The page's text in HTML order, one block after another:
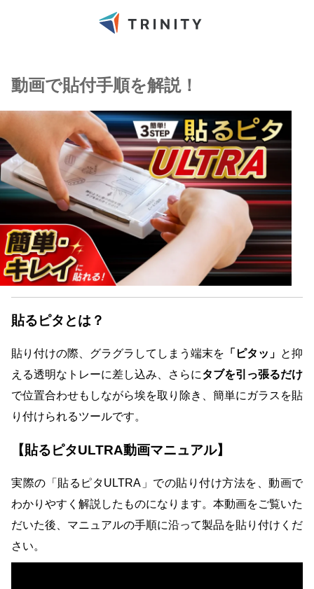
動画で貼付手順を解説！
貼るピタとは？
貼り付けの際、グラグラしてしまう端末を 「ピタッ」 と抑
える透明なトレーに差し込み、さらにタブを引っ張るだけ
で位置合わせもしながら埃を取り除き、簡単にガラスを貼
り付けられるツールです。
【貼るピタULTRA動画マニュアル】
実際の「貼るピタULTRA」での貼り付け方法を、動画で
わかりやすく解説したものになります。本動画をご覧いた
だいた後、マニュアルの手順に沿って製品を貼り付けくだ
さい。